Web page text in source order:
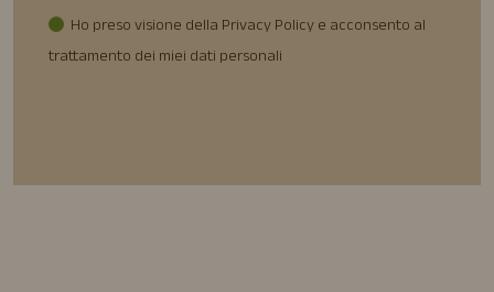
Ho preso visione della Privacy Policy e acconsento al
trattamento dei miei dati personali